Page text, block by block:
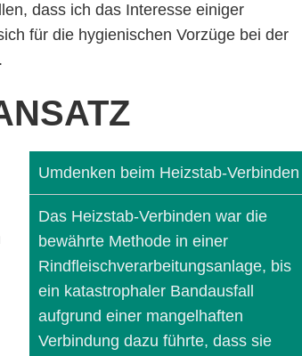
dass ich das Interesse einiger
für die hygienischen Vorzüge bei der
Umdenken beim Heizstab-Verbinden
Das Heizstab-Verbinden war die
bewährte Methode in einer
Rindfleischverarbeitungsanlage, bis
ein katastrophaler Bandausfall
aufgrund einer mangelhaften
Verbindung dazu führte, dass sie